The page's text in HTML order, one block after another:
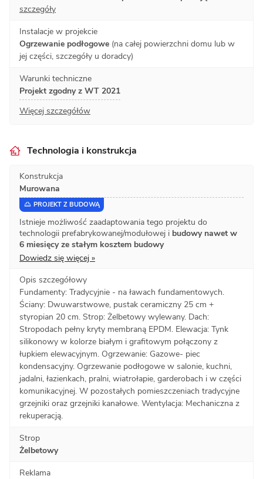
szczegóły
Instalacje w projekcie
Ogrzewanie podłogowe (na całej powierzchni domu lub w
jej części, szczegóły u doradcy)
Warunki techniczne
Projekt zgodny z WT 2021
Więcej szczegółów
Technologia i konstrukcja
Konstrukcja
Murowana
PROJEKT Z BUDOWĄ
Istnieje możliwość zaadaptowania tego projektu do
technologii prefabrykowanej/modułowej i budowy nawet w
6 miesięcy ze stałym kosztem budowy
Dowiedz się więcej »
Opis szczegółowy
Fundamenty: Tradycyjnie - na ławach fundamentowych.
Ściany: Dwuwarstwowe, pustak ceramiczny 25 cm +
styropian 20 cm. Strop: Żelbetowy wylewany. Dach:
Stropodach pełny kryty membraną EPDM. Elewacja: Tynk
silikonowy w kolorze białym i grafitowym połączony z
łupkiem elewacyjnym. Ogrzewanie: Gazowe- piec
kondensacyjny. Ogrzewanie podłogowe w salonie, kuchni,
jadalni, łazienkach, pralni, wiatrołapie, garderobach i w części
komunikacyjnej. W pozostałych pomieszczeniach tradycyjne
grzejniki oraz grzejniki kanałowe. Wentylacja: Mechaniczna z
rekuperacją.
Strop
Żelbetowy
Reklama